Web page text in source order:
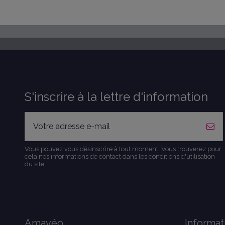
S'inscrire à la lettre d'information
Vous pouvez vous désinscrire à tout moment. Vous trouverez pour
cela nos informations de contact dans les conditions d'utilisation
du site.